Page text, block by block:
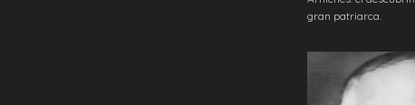
gran patriarca.